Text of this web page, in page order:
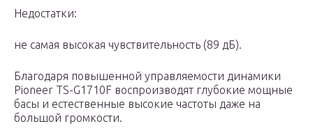
Недостатки:
не самая высокая чувствительность (89 дБ).
Благодаря повышенной управляемости динамики
Pioneer TS-G1710F воспроизводят глубокие мощные
басы и естественные высокие частоты даже на
большой громкости.